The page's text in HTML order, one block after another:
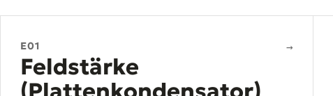
E01 →
Feldstärke